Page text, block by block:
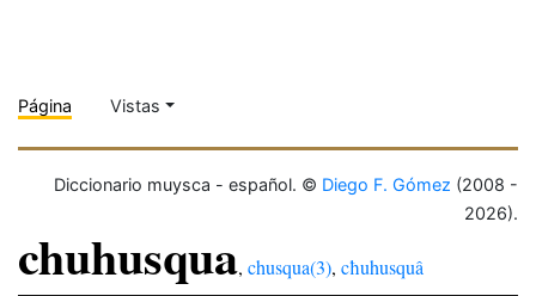
Página Vistas
Diccionario muysca - español. © Diego F. Gómez (2008 -
2026).
chuhusqua, chusqua(3), cħuhusquâ